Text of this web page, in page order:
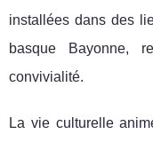
installées dans des
basque Bayonne,
convivialité.
La vie culturelle